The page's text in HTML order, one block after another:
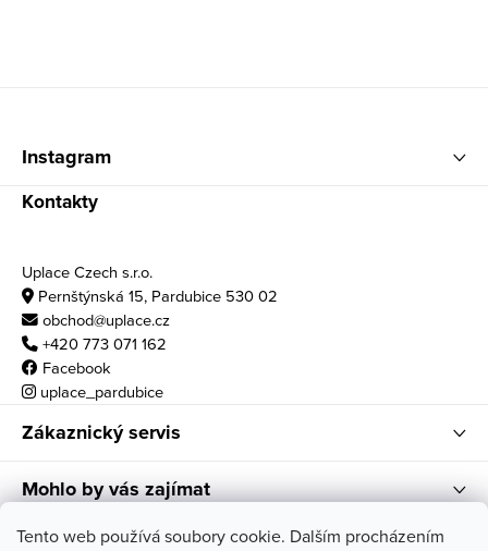
Tento web používá soubory cookie. Dalším procházením
Instagram
Kontakty
Uplace Czech s.r.o.
Pernštýnská 15, Pardubice 530 02
obchod@uplace.cz
+420 773 071 162
Facebook
uplace_pardubice
Zákaznický servis
Mohlo by vás zajímat
Otvírací doba